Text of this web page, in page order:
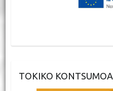
TOKIKO KONTSUMOA